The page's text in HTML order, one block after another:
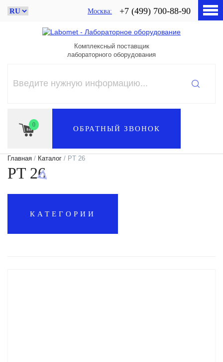
Москва +7 (499) 700-88-90
Комплексный поставщик
лабораторного оборудования
0 ОБРАТНЫЙ ЗВОНОК
Главная / Каталог / PT 26
PT 26
КАТЕГОРИИ